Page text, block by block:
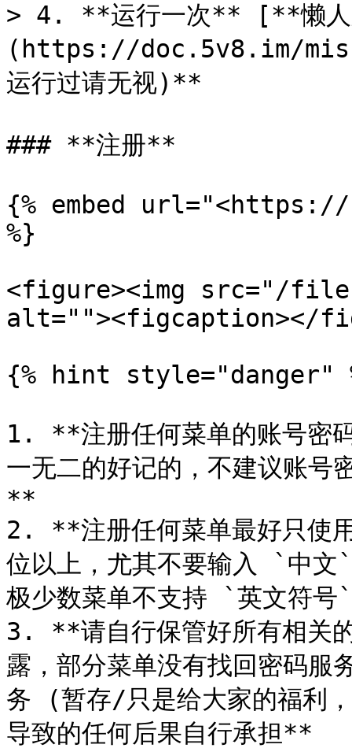
> 4. **运行一次** [**懒
(https://doc.5v8.im/
运行过请无视)**
### **注册**
{% embed
%}
<figure><img src="/files/
alt=""><figcaption></
{% hint style="danger"
1. **注册任何菜单的账号密
一无二的好记的，不建议账号
**
2. **注册任何菜单最好只
位以上，尤其不要输入 `
极少数菜单不支持 `英文符
3. **请自行保管好所有相关
露，部分菜单没有找回密码服
务 (暂存/只是给大家的福利
导致的任何后果自行承担**